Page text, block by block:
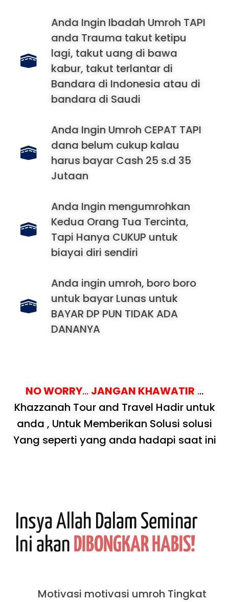
Anda Ingin Ibadah Umroh TAPI
anda Trauma takut ketipu
lagi, takut uang di bawa
kabur, takut terlantar di
Bandara di Indonesia atau di
bandara di Saudi
Anda Ingin Umroh CEPAT TAPI
dana belum cukup kalau
harus bayar Cash 25 s.d 35
Jutaan
Anda Ingin mengumrohkan
Kedua Orang Tua Tercinta,
Tapi Hanya CUKUP untuk
biayai diri sendiri
Anda ingin umroh, boro boro
untuk bayar Lunas untuk
BAYAR DP PUN TIDAK ADA
DANANYA
NO WORRY… JANGAN KHAWATIR ...
Khazzanah Tour and Travel Hadir untuk
anda , Untuk Memberikan Solusi solusi
Yang seperti yang anda hadapi saat ini
Insya Allah Dalam Seminar
Ini akan DIBONGKAR HABIS!
Motivasi motivasi umroh Tingkat